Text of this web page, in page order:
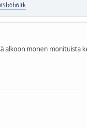
alkoon monen